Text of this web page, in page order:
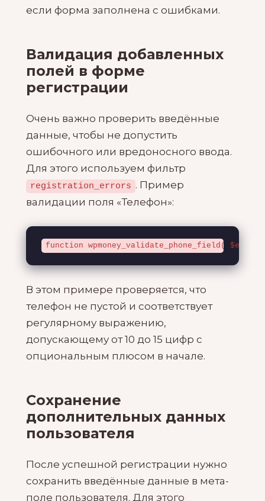
если форма заполнена с ошибками.
Валидация добавленных
полей в форме
регистрации
Очень важно проверить введённые
данные, чтобы не допустить
ошибочного или вредоносного ввода.
Для этого используем фильтр
registration_errors . Пример
валидации поля «Телефон»:
function wpmoney_validate_phone_field(
В этом примере проверяется, что
телефон не пустой и соответствует
регулярному выражению,
допускающему от 10 до 15 цифр с
опциональным плюсом в начале.
Сохранение
дополнительных данных
пользователя
После успешной регистрации нужно
сохранить введённые данные в мета-
поле пользователя. Для этого